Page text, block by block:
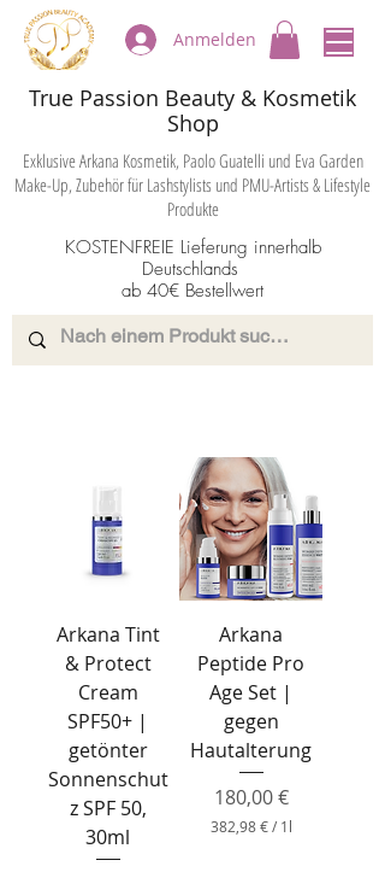
Anmelden
True Passion Beauty & Kosmetik
Shop
Exklusive Arkana Kosmetik, Paolo Guatelli und Eva Garden
Make-Up, Zubehör für Lashstylists und PMU-Artists & Lifestyle
Produkte
KOSTENFREIE Lieferung innerhalb
Deutschlands
ab 40€ Bestellwert
Arkana Tint
& Protect
Cream
SPF50+ |
getönter
Sonnenschut
z SPF 50,
30ml
Arkana
Peptide Pro
Age Set |
gegen
Hautalterung
Preis
180,00 €
382,98 € / 1l